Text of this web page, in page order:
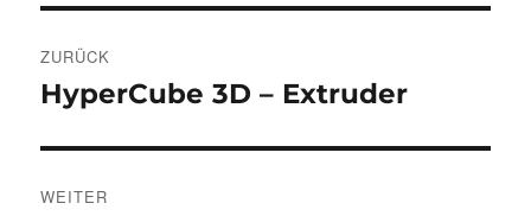
ZURÜCK
Vorheriger
HyperCube 3D – Extruder
WEITER